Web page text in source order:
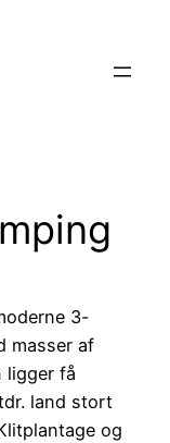
3-
masser af
ligger få
land stort
og